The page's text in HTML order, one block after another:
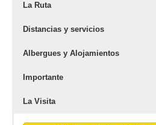
La Ruta
Distancias y servicios
Albergues y Alojamientos
Importante
La Visita